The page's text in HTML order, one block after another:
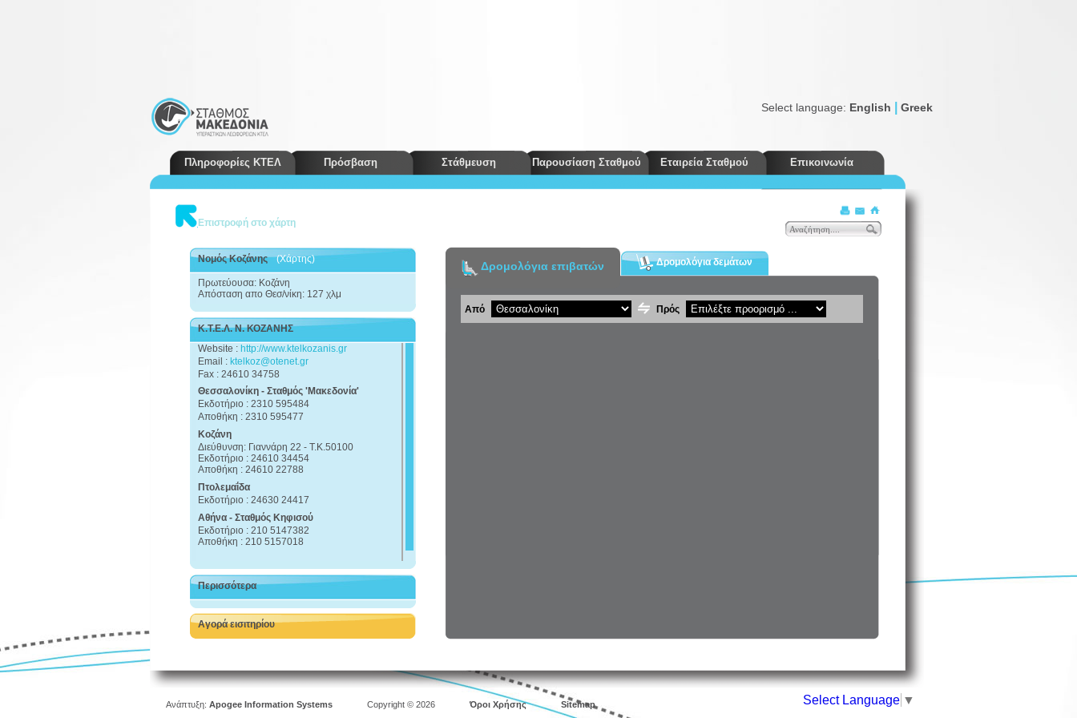
Select language: English Greek
Επικοινωνία
Εταιρεία Σταθμού
Παρουσίαση Σταθμού
Στάθμευση
Πρόσβαση
Πληροφορίες ΚΤΕΛ
Επιστροφή στο χάρτη
Νομός Κοζάνης (Χάρτης)
Πρωτεύουσα: Κοζάνη
Απόσταση απο Θεσ/νίκη: 127 χλμ
Κ.Τ.Ε.Λ. Ν. ΚΟΖΑΝΗΣ
Website : http://www.ktelkozanis.gr
Email : ktelkoz@otenet.gr
Fax : 24610 34758
Θεσσαλονίκη - Σταθμός 'Μακεδονία'
Εκδοτήριο : 2310 595484
Αποθήκη : 2310 595477
Κοζάνη
Διεύθυνση: Γιαννάρη 22 - Τ.Κ.50100
Εκδοτήριο : 24610 34454
Αποθήκη : 24610 22788
Πτολεμαΐδα
Εκδοτήριο : 24630 24417
Αθήνα - Σταθμός Κηφισού
Εκδοτήριο : 210 5147382
Αποθήκη : 210 5157018
Περισσότερα
Αγορά εισιτηρίου
Δρομολόγια επιβατών Δρομολόγια δεμάτων
Από Πρός
Ανάπτυξη: Apogee Information Systems Copyright © 2026 Όροι Χρήσης Sitemap Select Language ▼